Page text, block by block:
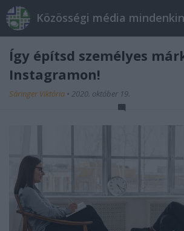
Közösségi média
Így építsd személyes
Instagramon!
Sáringer Viktória • 2020. október 19.